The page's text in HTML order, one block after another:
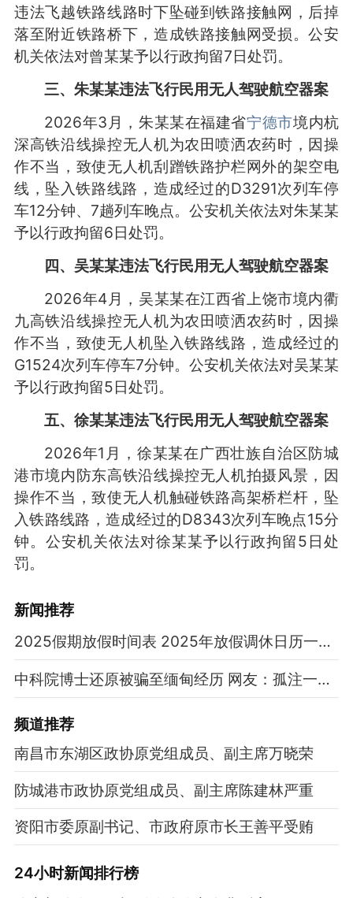
违法飞越铁路线路时下坠碰到铁路接触网，后掉
落至附近铁路桥下，造成铁路接触网受损。公安
机关依法对曾某某予以行政拘留7日处罚。
三、朱某某违法飞行民用无人驾驶航空器案
2026年3月，朱某某在福建省宁德市境内杭
深高铁沿线操控无人机为农田喷洒农药时，因操
作不当，致使无人机刮蹭铁路护栏网外的架空电
线，坠入铁路线路，造成经过的D3291次列车停
车12分钟、7趟列车晚点。公安机关依法对朱某某
予以行政拘留6日处罚。
四、吴某某违法飞行民用无人驾驶航空器案
2026年4月，吴某某在江西省上饶市境内衢
九高铁沿线操控无人机为农田喷洒农药时，因操
作不当，致使无人机坠入铁路线路，造成经过的
G1524次列车停车7分钟。公安机关依法对吴某某
予以行政拘留5日处罚。
五、徐某某违法飞行民用无人驾驶航空器案
2026年1月，徐某某在广西壮族自治区防城
港市境内防东高铁沿线操控无人机拍摄风景，因
操作不当，致使无人机触碰铁路高架桥栏杆，坠
入铁路线路，造成经过的D8343次列车晚点15分
钟。公安机关依法对徐某某予以行政拘留5日处
罚。
新闻推荐
2025假期放假时间表 2025年放假调休日历一览表
中科院博士还原被骗至缅甸经历 网友：孤注一掷现实版
频道推荐
南昌市东湖区政协原党组成员、副主席万晓荣
防城港市政协原党组成员、副主席陈建林严重
资阳市委原副书记、市政府原市长王善平受贿
24小时新闻排行榜